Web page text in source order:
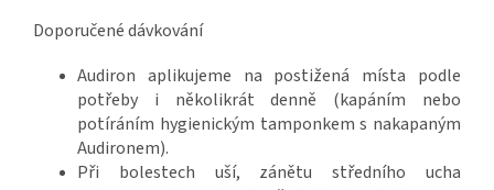
Doporučené dávkování
Audiron aplikujeme na postižená místa podle
potřeby i několikrát denně (kapáním nebo
potíráním hygienickým tamponkem s nakapaným
Audironem).
Při bolestech uší, zánětu středního ucha